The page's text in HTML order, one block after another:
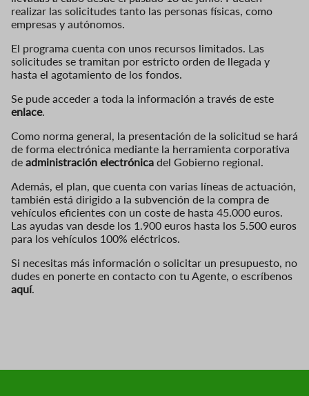
realizar las solicitudes tanto las personas físicas, como
empresas y autónomos.
El programa cuenta con unos recursos limitados. Las
solicitudes se tramitan por estricto orden de llegada y
hasta el agotamiento de los fondos.
Se pude acceder a toda la información a través de este
enlace.
Como norma general, la presentación de la solicitud se hará
de forma electrónica mediante la herramienta corporativa
de administración electrónica del Gobierno regional.
Además, el plan, que cuenta con varias líneas de actuación,
también está dirigido a la subvención de la compra de
vehículos eficientes con un coste de hasta 45.000 euros.
Las ayudas van desde los 1.900 euros hasta los 5.500 euros
para los vehículos 100% eléctricos.
Si necesitas más información o solicitar un presupuesto, no
dudes en ponerte en contacto con tu Agente, o escríbenos
aquí.